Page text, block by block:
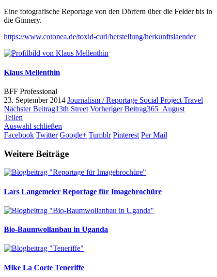
Eine fotografische Reportage von den Dörfern über die Felder bis in
die Ginnery.
https://www.cotonea.de/toxid-curl/herstellung/herkunftslaender
Klaus Mellenthin
BFF Professional
23. September 2014 Journalism / Reportage Social Project Travel
Nächster Beitrag13th Street Vorheriger Beitrag365_August
Teilen
Auswahl schließen
Facebook Twitter Google+ Tumblr Pinterest Per Mail
Weitere Beiträge
Lars Langemeier Reportage für Imagebrochüre
Bio-Baumwollanbau in Uganda
Mike La Corte Teneriffe